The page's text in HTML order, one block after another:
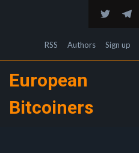
RSS Authors Sign up
European
Bitcoiners